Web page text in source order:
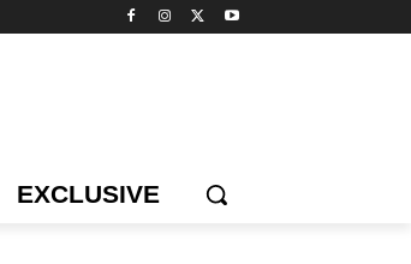
EXCLUSIVE